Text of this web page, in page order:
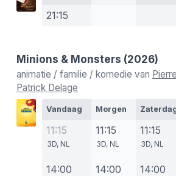
21:15
Minions & Monsters (2026)
animatie / familie / komedie van
Patrick Delage
Vandaag Morgen
11:15
3D, NL
14:00
11:15
3D, NL
14:00
11:15
3D, NL
14:00